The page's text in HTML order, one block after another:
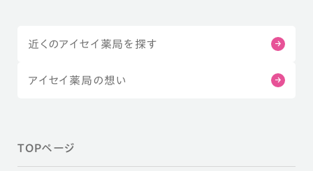
近くのアイセイ薬局を探す
アイセイ薬局の想い
TOPページ